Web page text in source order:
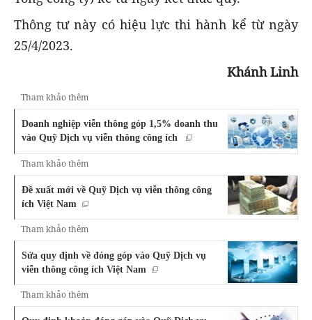
Thông tư này có hiệu lực thi hành kể từ ngày
25/4/2023.
Khánh Linh
Tham khảo thêm
Doanh nghiệp viễn thông góp 1,5% doanh thu
vào Quỹ Dịch vụ viễn thông công ích
Tham khảo thêm
Đề xuất mới về Quỹ Dịch vụ viễn thông công
ích Việt Nam
Tham khảo thêm
Sửa quy định về đóng góp vào Quỹ Dịch vụ
viễn thông công ích Việt Nam
Tham khảo thêm